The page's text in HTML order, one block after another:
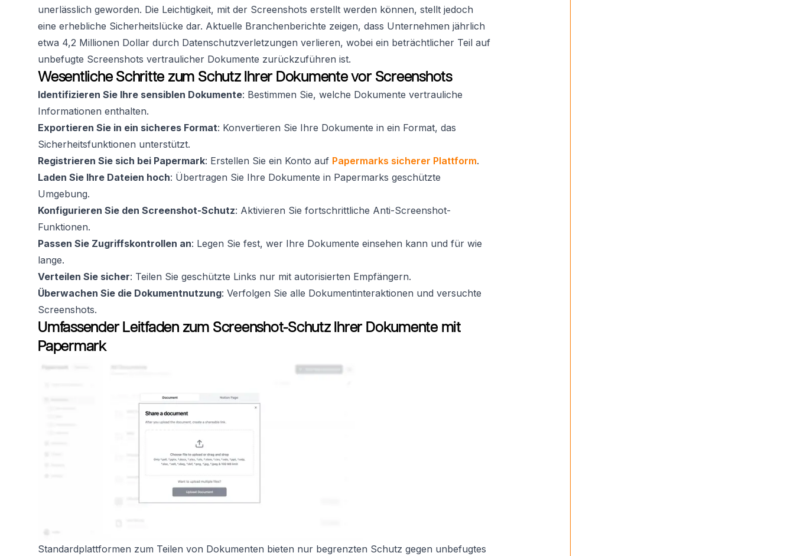
unerlässlich geworden. Die Leichtigkeit, mit der Screenshots erstellt werden können, stellt jedoch
eine erhebliche Sicherheitslücke dar. Aktuelle Branchenberichte zeigen, dass Unternehmen jährlich
etwa 4,2 Millionen Dollar durch Datenschutzverletzungen verlieren, wobei ein beträchtlicher Teil auf
unbefugte Screenshots vertraulicher Dokumente zurückzuführen ist.
Wesentliche Schritte zum Schutz Ihrer Dokumente vor Screenshots
Identifizieren Sie Ihre sensiblen Dokumente: Bestimmen Sie, welche Dokumente vertrauliche
Informationen enthalten.
Exportieren Sie in ein sicheres Format: Konvertieren Sie Ihre Dokumente in ein Format, das
Sicherheitsfunktionen unterstützt.
Registrieren Sie sich bei Papermark: Erstellen Sie ein Konto auf Papermarks sicherer Plattform.
Laden Sie Ihre Dateien hoch: Übertragen Sie Ihre Dokumente in Papermarks geschützte
Umgebung.
Konfigurieren Sie den Screenshot-Schutz: Aktivieren Sie fortschrittliche Anti-Screenshot-
Funktionen.
Passen Sie Zugriffskontrollen an: Legen Sie fest, wer Ihre Dokumente einsehen kann und für wie
lange.
Verteilen Sie sicher: Teilen Sie geschützte Links nur mit autorisierten Empfängern.
Überwachen Sie die Dokumentnutzung: Verfolgen Sie alle Dokumentinteraktionen und versuchte
Screenshots.
Umfassender Leitfaden zum Screenshot-Schutz Ihrer Dokumente mit
Papermark
Standardplattformen zum Teilen von Dokumenten bieten nur begrenzten Schutz gegen unbefugtes